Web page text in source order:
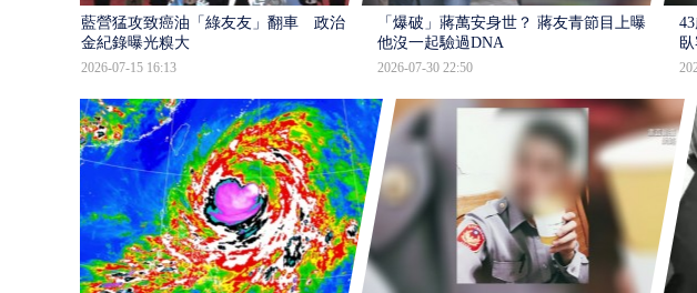
藍營猛攻致癌油「綠友友」翻車 政治獻
金紀錄曝光糗大
2026-07-15 16:13
「爆破」蔣萬安身世？ 蔣友青節目上曝：
他沒一起驗過DNA
2026-07-30 22:50